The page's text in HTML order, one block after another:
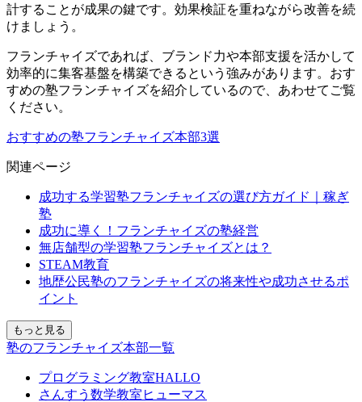
計することが成果の鍵です。効果検証を重ねながら改善を続
けましょう。
フランチャイズであれば、ブランド力や本部支援を活かして
効率的に集客基盤を構築できるという強みがあります。おす
すめの塾フランチャイズを紹介しているので、あわせてご覧
ください。
おすすめの塾フランチャイズ本部3選
関連ページ
成功する学習塾フランチャイズの選び方ガイド｜稼ぎ
塾
成功に導く！フランチャイズの塾経営
無店舗型の学習塾フランチャイズとは？
STEAM教育
地歴公民塾のフランチャイズの将来性や成功させるポ
イント
もっと見る
塾のフランチャイズ本部一覧
プログラミング教室HALLO
さんすう数学教室ヒューマス